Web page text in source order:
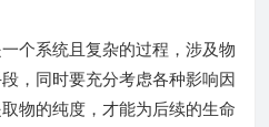
个系统且复杂的过程，涉及物
，同时要充分考虑各种影响因
物的纯度，才能为后续的生命